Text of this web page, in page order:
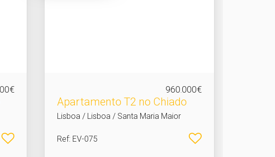
960.000€
Apartamento T2 no Chiado
Lisboa / Lisboa / Santa Maria Maior
Ref: EV-075